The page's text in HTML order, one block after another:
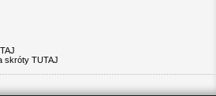
skróty TUTAJ